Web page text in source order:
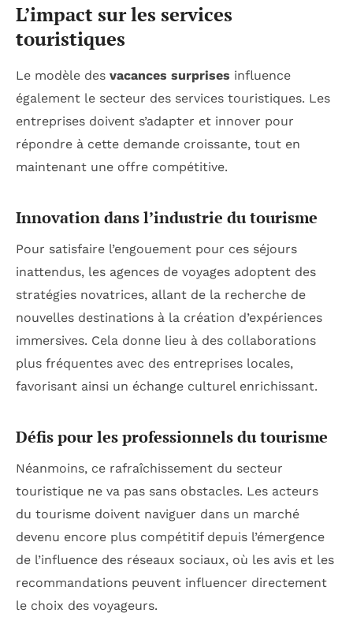
L’impact sur les services
touristiques
Le modèle des vacances surprises influence
également le secteur des services touristiques. Les
entreprises doivent s’adapter et innover pour
répondre à cette demande croissante, tout en
maintenant une offre compétitive.
Innovation dans l’industrie du tourisme
Pour satisfaire l’engouement pour ces séjours
inattendus, les agences de voyages adoptent des
stratégies novatrices, allant de la recherche de
nouvelles destinations à la création d’expériences
immersives. Cela donne lieu à des collaborations
plus fréquentes avec des entreprises locales,
favorisant ainsi un échange culturel enrichissant.
Défis pour les professionnels du tourisme
Néanmoins, ce rafraîchissement du secteur
touristique ne va pas sans obstacles. Les acteurs
du tourisme doivent naviguer dans un marché
devenu encore plus compétitif depuis l’émergence
de l’influence des réseaux sociaux, où les avis et les
recommandations peuvent influencer directement
le choix des voyageurs.